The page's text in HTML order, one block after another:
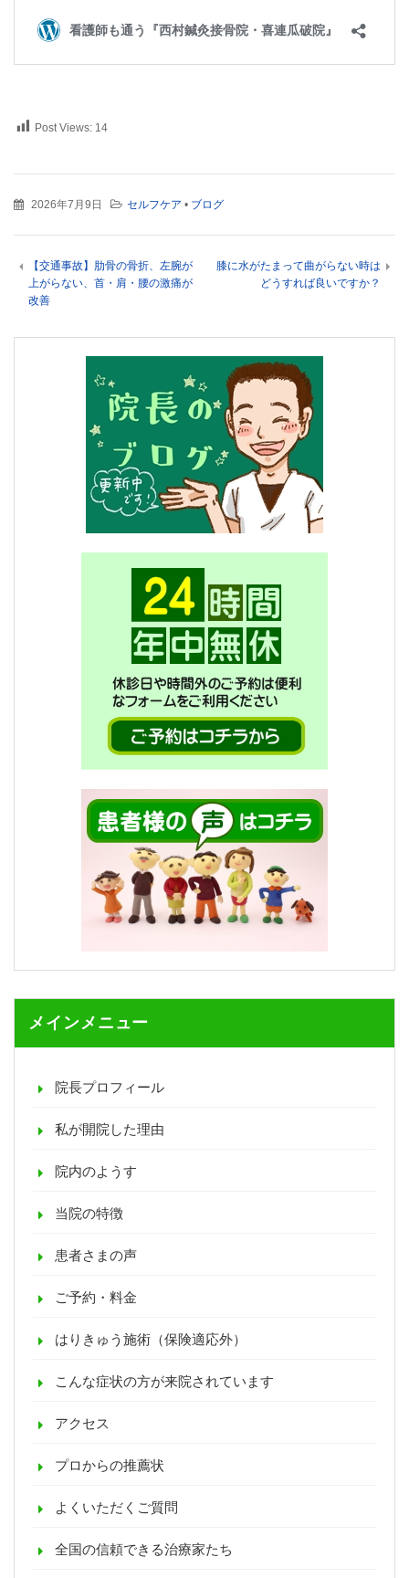
Post Views: 14
2026年7月9日 セルフケア • ブログ
【交通事故】肋骨の骨折、左腕が
上がらない、首・肩・腰の激痛が
改善
膝に水がたまって曲がらない時は
どうすれば良いですか？
メインメニュー
院長プロフィール
私が開院した理由
院内のようす
当院の特徴
患者さまの声
ご予約・料金
はりきゅう施術（保険適応外）
こんな症状の方が来院されています
アクセス
プロからの推薦状
よくいただくご質問
全国の信頼できる治療家たち